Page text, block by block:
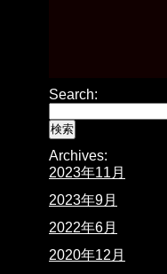
Search:
Archives:
2023年11月
2023年9月
2022年6月
2020年12月